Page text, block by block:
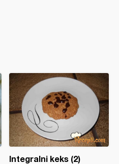
Integralni keks (2)